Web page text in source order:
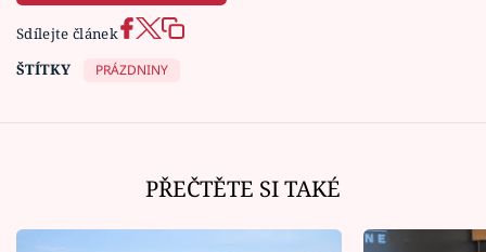
Sdílejte článek
ŠTÍTKY
PRÁZDNINY
PŘEČTĚTE SI TAKÉ